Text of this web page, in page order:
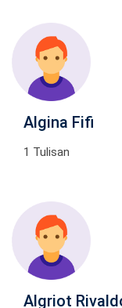
Algina Fifi
1 Tulisan
Algriot